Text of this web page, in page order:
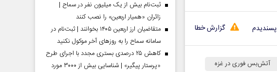
گزارش خطا پسندیدم
آتش‌بس فوری در غزه
ثبت‌نام بیش از یک میلیون نفر در سماح |
زائران «همیار اربعین» را نصب کنند
متقاضیان ارز اربعین ۱۴۰۵ بخوانند | ثبت‌نام در
سامانه سماح را به روز‌های آخر موکول نکنید
کاهش ۲۵ درصدی بستری مجدد با اجرای طرح
«پرستار پیگیر» | شناسایی بیش از ۳۰۰۰ مورد